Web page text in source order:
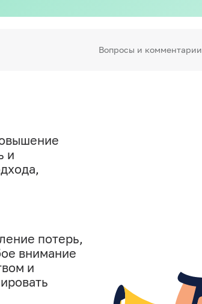
Вопросы и комментарии
и
потерь,
внимание
и